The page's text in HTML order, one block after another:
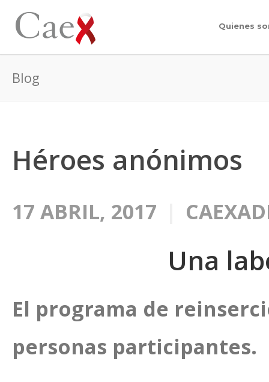
Quienes
Blog
Héroes anónimos
17 ABRIL, 2017
Una
El programa de
personas participantes.